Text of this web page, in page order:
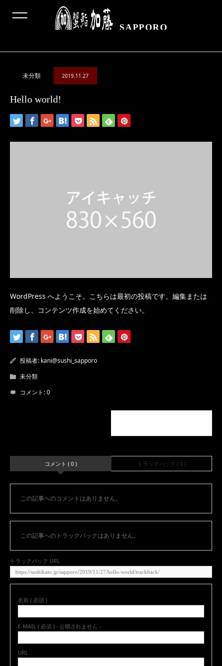
SAPPORO
未分類 2019.11.27
Hello world!
WordPress へようこそ。こちらは最初の投稿です。編集または
削除し、コンテンツ作成を始めてください。
投稿者: kani@sushi_sapporo
未分類
コメント:0
コメント ( 0 ) トラックバック ( 0 )
この記事へのコメントはありません。
この記事へのトラックバックはありません。
トラックバック URL
名前 ( 必須 )
E-MAIL ( 必須 ) - 公開されません -
URL